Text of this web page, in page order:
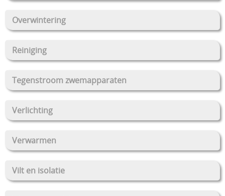
Overwintering
Reiniging
Tegenstroom zwemapparaten
Verlichting
Verwarmen
Vilt en isolatie